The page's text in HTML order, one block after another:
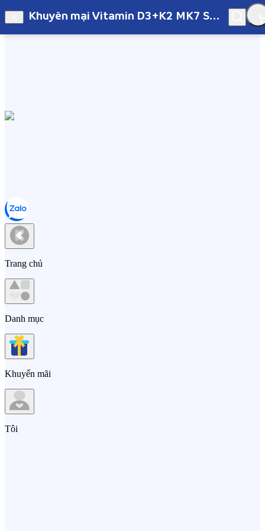
Khuyến mại Vitamin D3+K2 MK7 Sunday Natural
Hà Nội
Khuyến mại Vitamin D3+K2 MK7 Sunday Natural
Trang chủ
Danh mục
Khuyến mãi
Tôi